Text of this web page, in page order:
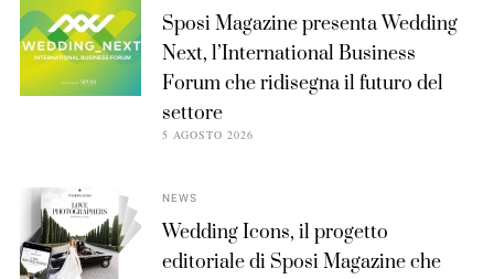
Sposi Magazine presenta Wedding
Next, l’International Business
Forum che ridisegna il futuro del
settore
5 AGOSTO 2026
NEWS
Wedding Icons, il progetto
editoriale di Sposi Magazine che